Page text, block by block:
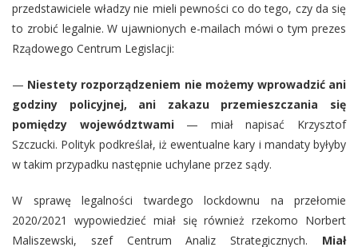
przedstawiciele władzy nie mieli pewności co do tego, czy da się
to zrobić legalnie. W ujawnionych e-mailach mówi o tym prezes
Rządowego Centrum Legislacji:
— Niestety rozporządzeniem nie możemy wprowadzić ani
godziny policyjnej, ani zakazu przemieszczania się
pomiędzy województwami— miał napisać Krzysztof
Szczucki. Polityk podkreślał, iż ewentualne kary i mandaty byłyby
w takim przypadku następnie uchylane przez sądy.
W sprawę legalności twardego lockdownu na przełomie
2020/2021 wypowiedzieć miał się również rzekomo Norbert
Maliszewski, szef Centrum Analiz Strategicznych. Miał